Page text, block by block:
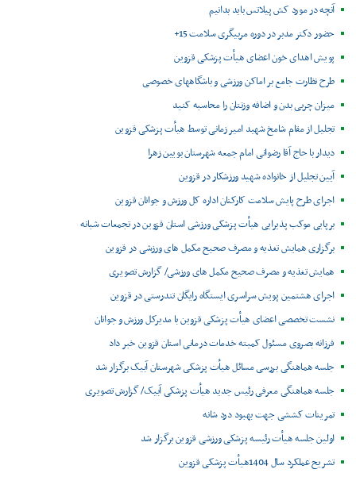
آنچه در مورد کش پیلاتس باید بدانیم
حضور دکتر مدبر در دوره مربیگری سلامت 15+
پویش اهدای خون اعضای هیأت پزشکی قزوین
طرح نظارت جامع بر اماکن ورزشی و باشگاههای خصوصی
میزان چربی بدن و اضافه وزنتان را محاسبه کنید
تجلیل از مقام شامخ شهید امیر زمانی توسط هیأت پزشکی قزوین
دیدار با حاج آقا رضوانی امام جمعه شهرستان بویین زهرا
آیین تجلیل از خانواده شهید ورزشکار در قزوین
اجرای طرح پایش سلامت کارکنان اداره کل ورزش و جوانان قزوین
برپایی موکب پذیرایی هیأت پزشکی ورزشی استان قزوین در تجمعات شبانه
برگزاری همایش تغذیه و مصرف صحیح مکمل های ورزشی در قزوین
همایش تغذیه و مصرف صحیح مکمل های ورزشی/ گزارش تصویری
اجرای هشتمین پویش سراسری ایستگاه رایگان تندرستی در قزوین
نشست تخصصی اعضای هیأت پزشکی قزوین با مدیرکل ورزش و جوانان
فرزانه بصروی مسئول کمیته خدمات درمانی استان قزوین خبر داد
جلسه هماهنگی بررسی مسائل هیأت پزشکی شهرستان آبیک برگزار شد
جلسه هماهنگی معرفی رئیس جدید هیأت پزشکی آبیک/ گزارش تصویری
تمرینات کششی جهت بهبود درد شانه
اولین جلسه هیأت رئیسه پزشکی ورزشی قزوین برگزار شد
تشریح عملکرد سال 1404هیأت پزشکی قزوین